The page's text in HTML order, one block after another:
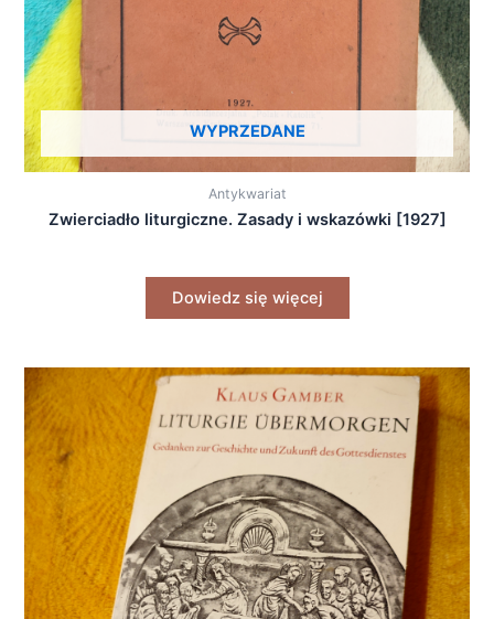
WYPRZEDANE
Antykwariat
Zwierciadło liturgiczne. Zasady i wskazówki [1927]
Dowiedz się więcej